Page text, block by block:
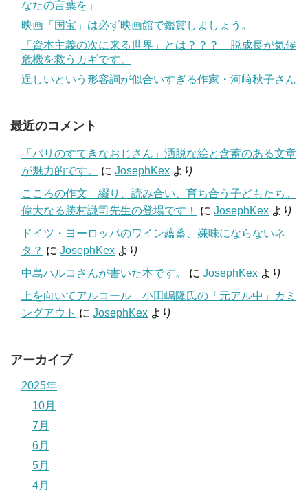
なたの言葉を」
映画「国宝」は必ず映画館で鑑賞しましょう。
「資本主義の次に来る世界」とは？？？ 脱成長が気候
危機を救うカギです。
逞しいという形容詞が似合いすぎる作家・河﨑秋子さん
最近のコメント
「パリのすてきなおじさん」洒脱な絵と含蓄のある文章
が魅力的です。
に JosephKex より
こころの作文 綴り、読み合い、育ち合う子どもたち。
偉大なる勝村謙司先生の登場です！
に JosephKex より
ドイツ・ヨーロッパのワイン蘊蓄、嫌味にならないネ
タ？ に JosephKex より
中島ハルコさんが書いた本です。
に JosephKex より
上を向いてアルコール 小田嶋隆氏の「元アル中」カミ
ングアウト に JosephKex より
アーカイブ
2025年
10月
7月
6月
5月
4月